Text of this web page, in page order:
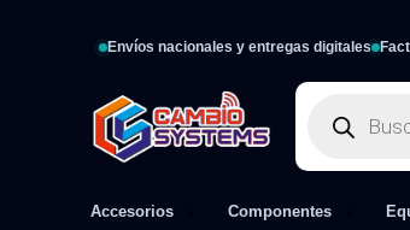
Envíos nacionales y entregas digitales
Accesorios Componentes